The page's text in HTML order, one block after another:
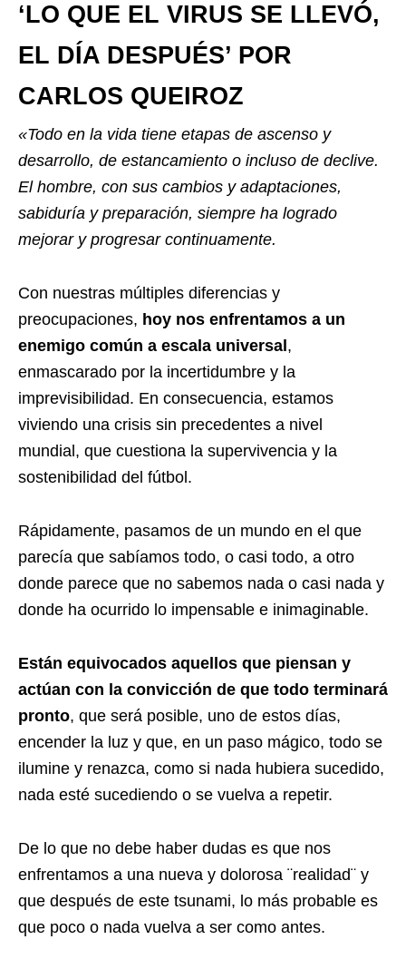
‘LO QUE EL VIRUS SE LLEVÓ,
EL DÍA DESPUÉS’ POR
CARLOS QUEIROZ
«Todo en la vida tiene etapas de ascenso y
desarrollo, de estancamiento o incluso de declive.
El hombre, con sus cambios y adaptaciones,
sabiduría y preparación, siempre ha logrado
mejorar y progresar continuamente.
Con nuestras múltiples diferencias y
preocupaciones, hoy nos enfrentamos a un
enemigo común a escala universal ,
enmascarado por la incertidumbre y la
imprevisibilidad. En consecuencia, estamos
viviendo una crisis sin precedentes a nivel
mundial, que cuestiona la supervivencia y la
sostenibilidad del fútbol.
Rápidamente, pasamos de un mundo en el que
parecía que sabíamos todo, o casi todo, a otro
donde parece que no sabemos nada o casi nada y
donde ha ocurrido lo impensable e inimaginable.
Están equivocados aquellos que piensan y
actúan con la convicción de que todo terminará
pronto, que será posible, uno de estos días,
encender la luz y que, en un paso mágico, todo se
ilumine y renazca, como si nada hubiera sucedido,
nada esté sucediendo o se vuelva a repetir.
De lo que no debe haber dudas es que nos
enfrentamos a una nueva y dolorosa ¨realidad¨ y
que después de este tsunami, lo más probable es
que poco o nada vuelva a ser como antes.